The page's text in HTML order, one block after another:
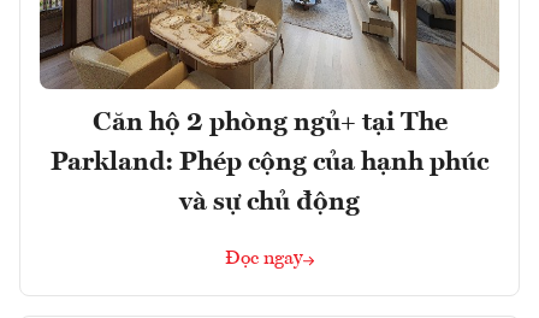
Căn hộ 2 phòng ngủ+ tại The
Parkland: Phép cộng của hạnh phúc
và sự chủ động
Đọc ngay